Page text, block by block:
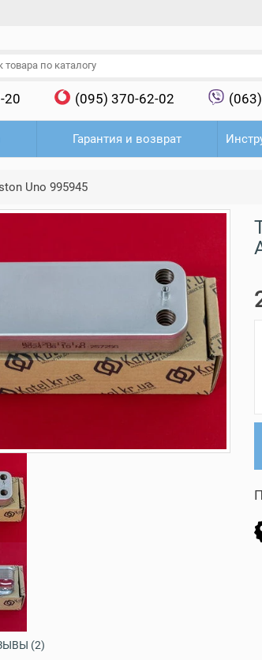
20 (095) 370-62-02
Гарантия и возврат
Uno 995945
(2)